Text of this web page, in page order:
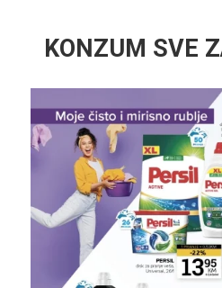
KONZUM SVE